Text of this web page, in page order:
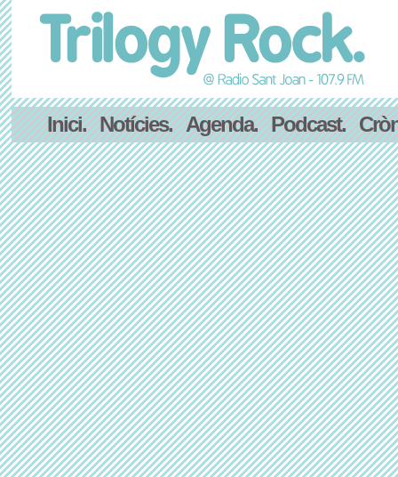
Inici. Notícies. Agenda. Podcast.